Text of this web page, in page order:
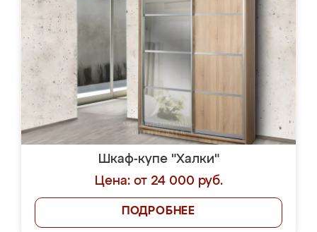
Шкаф-купе "Халки"
Цена: от 24 000 руб.
ПОДРОБНЕЕ